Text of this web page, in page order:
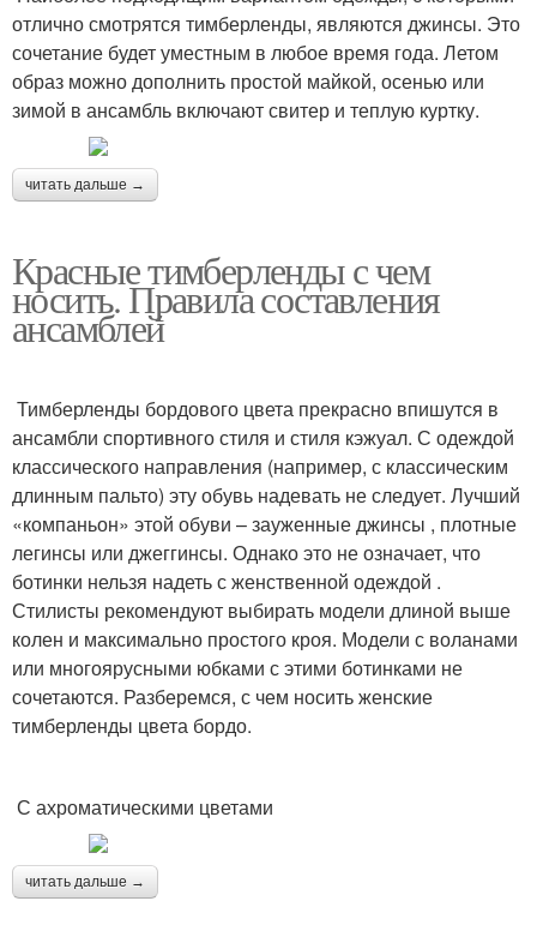
отлично смотрятся тимберленды, являются джинсы. Это
сочетание будет уместным в любое время года. Летом
образ можно дополнить простой майкой, осенью или
зимой в ансамбль включают свитер и теплую куртку.
читать дальше →
Красные тимберленды с чем
носить. Правила составления
ансамблей
Тимберленды бордового цвета прекрасно впишутся в
ансамбли спортивного стиля и стиля кэжуал. С одеждой
классического направления (например, с классическим
длинным пальто) эту обувь надевать не следует. Лучший
«компаньон» этой обуви – зауженные джинсы , плотные
легинсы или джеггинсы. Однако это не означает, что
ботинки нельзя надеть с женственной одеждой .
Стилисты рекомендуют выбирать модели длиной выше
колен и максимально простого кроя. Модели с воланами
или многоярусными юбками с этими ботинками не
сочетаются. Разберемся, с чем носить женские
тимберленды цвета бордо.
С ахроматическими цветами
читать дальше →